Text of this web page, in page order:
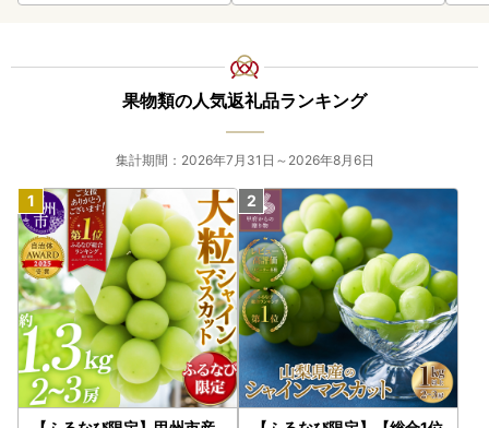
果物類の人気返礼品ランキング
集計期間：2026年7月31日～2026年8月6日